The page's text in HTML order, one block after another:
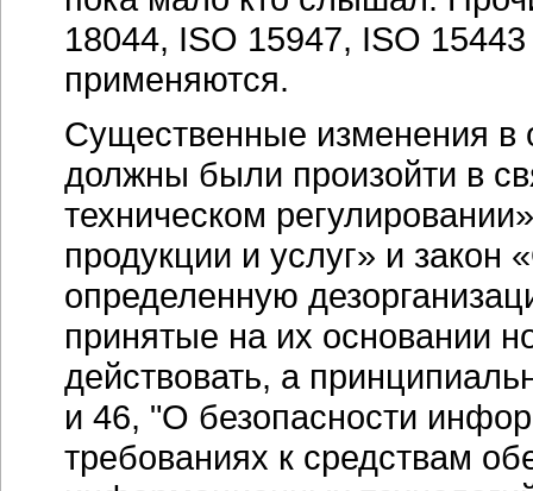
18044, ISO 15947, ISO
применяются.
Существенные изменения в
должны были произойти в
техническом
продукции и услуг» и закон
определенную
принятые на их основании
действовать, а
и 46, "О безопасности
требованиях к средствам